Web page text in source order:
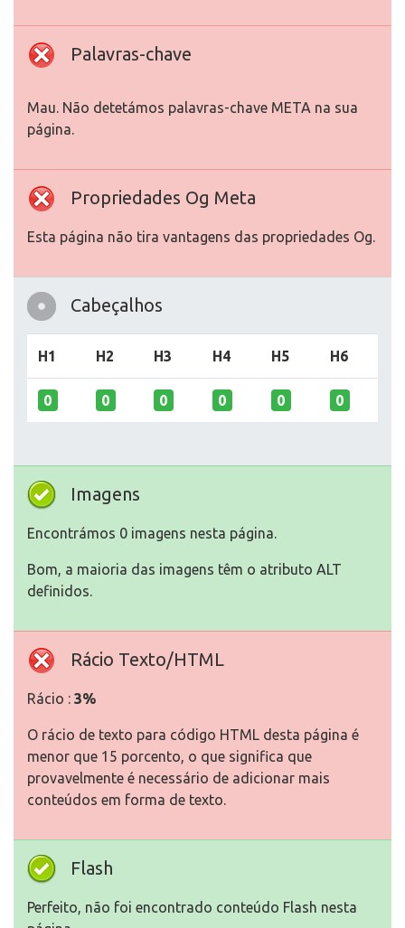
Palavras-chave
Mau. Não detetámos palavras-chave META na sua
página.
Propriedades Og Meta
Esta página não tira vantagens das propriedades Og.
Cabeçalhos
H1 H2 H3 H4 H5 H6
0 0 0 0 0 0
Imagens
Encontrámos 0 imagens nesta página.
Bom, a maioria das imagens têm o atributo ALT
definidos.
Rácio Texto/HTML
Rácio : 3%
O rácio de texto para código HTML desta página é
menor que 15 porcento, o que significa que
provavelmente é necessário de adicionar mais
conteúdos em forma de texto.
Flash
Perfeito, não foi encontrado conteúdo Flash nesta